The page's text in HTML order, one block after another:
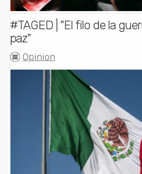
#TAGED | "El filo de la
paz"
Opinion